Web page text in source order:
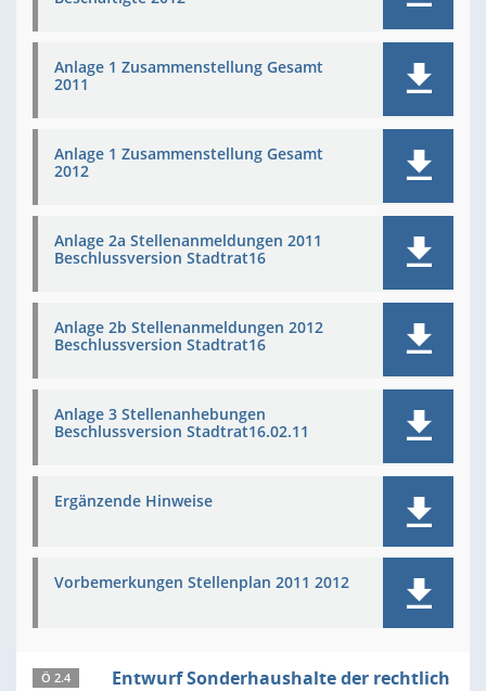
Anlage 1 Zusammenstellung Gesamt
2011
Anlage 1 Zusammenstellung Gesamt
2012
Anlage 2a Stellenanmeldungen 2011
Beschlussversion Stadtrat16
Anlage 2b Stellenanmeldungen 2012
Beschlussversion Stadtrat16
Anlage 3 Stellenanhebungen
Beschlussversion Stadtrat16.02.11
Ergänzende Hinweise
Vorbemerkungen Stellenplan 2011 2012
Ö 2.4
Entwurf Sonderhaushalte der rechtlich